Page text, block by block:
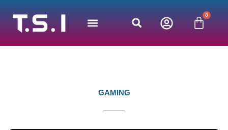
contenu
0
GAMING